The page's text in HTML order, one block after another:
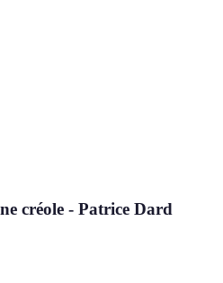
créole - Patrice Dard